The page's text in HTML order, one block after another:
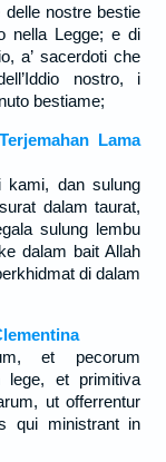
delle nostre bestie
nella Legge; e di
a’ sacerdoti che
nostro, i
bestiame;
Lama
kami, dan sulung
dalam taurat,
sulung lembu
dalam bait Allah
di dalam
et pecorum
lege, et primitiva
ut offerrentur
qui ministrant in